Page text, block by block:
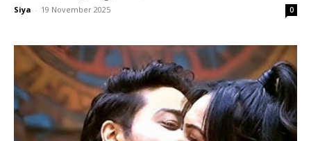
Siya - 19 November 2025 0